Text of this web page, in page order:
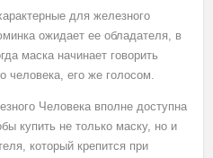
для железного
ожидает ее обладателя, в
маска начинает говорить
человека, его же голосом.
Человека вполне доступна
купить не только маску, но и
который крепится при